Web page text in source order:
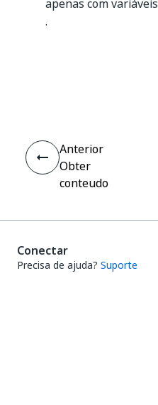
apenas com variáveis
.
Anterior
Obter
conteudo
Conectar
Precisa de ajuda? Suporte